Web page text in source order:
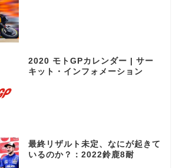
2020 モトGPカレンダー | サー
キット・インフォメーション
最終リザルト未定、なにが起きて
いるのか？：2022鈴鹿8耐